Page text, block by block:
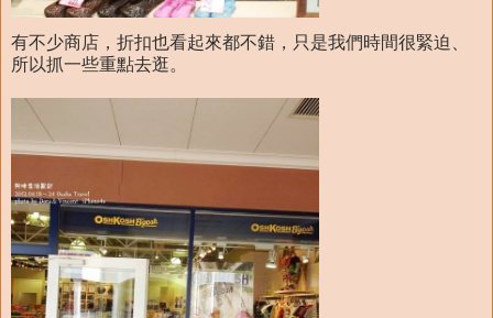
有不少商店，折扣也看起來都不錯，只是我們時間很緊迫、
所以抓一些重點去逛。